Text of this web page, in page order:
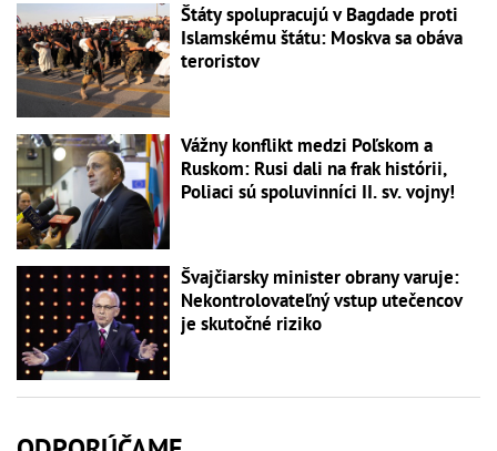
Štáty spolupracujú v Bagdade proti
Islamskému štátu: Moskva sa obáva
teroristov
Vážny konflikt medzi Poľskom a
Ruskom: Rusi dali na frak histórii,
Poliaci sú spoluvinníci II. sv. vojny!
Švajčiarsky minister obrany varuje:
Nekontrolovateľný vstup utečencov
je skutočné riziko